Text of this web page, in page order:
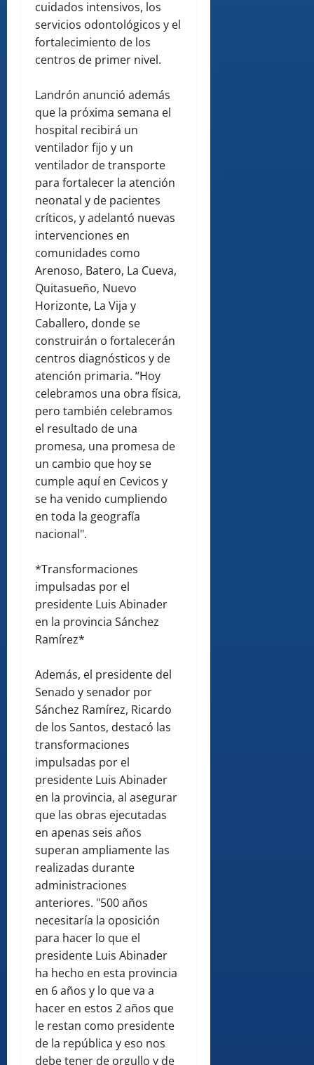
cuidados intensivos, los
servicios odontológicos y el
fortalecimiento de los
centros de primer nivel.
Landrón anunció además
que la próxima semana el
hospital recibirá un
ventilador fijo y un
ventilador de transporte
para fortalecer la atención
neonatal y de pacientes
críticos, y adelantó nuevas
intervenciones en
comunidades como
Arenoso, Batero, La Cueva,
Quitasueño, Nuevo
Horizonte, La Vija y
Caballero, donde se
construirán o fortalecerán
centros diagnósticos y de
atención primaria. “Hoy
celebramos una obra física,
pero también celebramos
el resultado de una
promesa, una promesa de
un cambio que hoy se
cumple aquí en Cevicos y
se ha venido cumpliendo
en toda la geografía
nacional".
*Transformaciones
impulsadas por el
presidente Luis Abinader
en la provincia Sánchez
Ramírez*
Además, el presidente del
Senado y senador por
Sánchez Ramírez, Ricardo
de los Santos, destacó las
transformaciones
impulsadas por el
presidente Luis Abinader
en la provincia, al asegurar
que las obras ejecutadas
en apenas seis años
superan ampliamente las
realizadas durante
administraciones
anteriores. "500 años
necesitaría la oposición
para hacer lo que el
presidente Luis Abinader
ha hecho en esta provincia
en 6 años y lo que va a
hacer en estos 2 años que
le restan como presidente
de la república y eso nos
debe tener de orgullo y de